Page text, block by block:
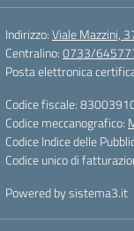
Indirizzo:Viale Mazzini,
Centralino:0733/
Posta elettronica
Codice fiscale:
Codice meccanografico:
Codice Indice delle
Codice unico di
Powered by sistema3.it